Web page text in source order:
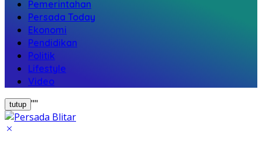
Pemerintahan
Persada Today
Ekonomi
Pendidikan
Politik
Lifestyle
Video
tutup ""